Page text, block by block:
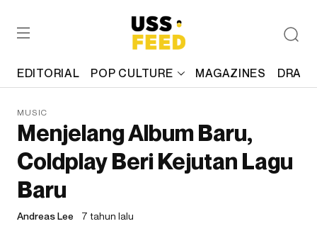
EDITORIAL POP CULTURE MAGAZINES
MUSIC
Menjelang Album Baru,
Coldplay Beri Kejutan Lagu
Baru
Andreas Lee 7 tahun lalu